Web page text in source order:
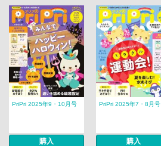
PriPri 2025年9・10月号
購入
PriPri 2025年7・8月号
購入